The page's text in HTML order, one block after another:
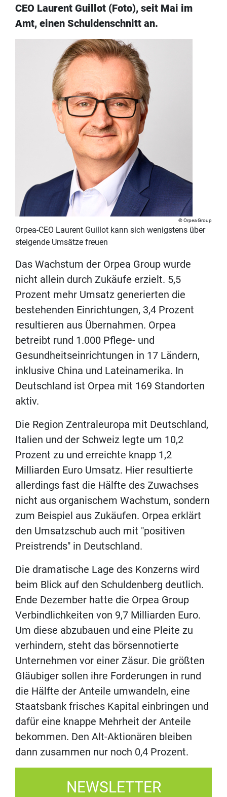
CEO Laurent Guillot (Foto), seit Mai im
Amt, einen Schuldenschnitt an.
Orpea Group
Orpea-CEO Laurent Guillot kann sich wenigstens über
steigende Umsätze freuen
Das Wachstum der Orpea Group wurde
nicht allein durch Zukäufe erzielt. 5,5
Prozent mehr Umsatz generierten die
bestehenden Einrichtungen, 3,4 Prozent
resultieren aus Übernahmen. Orpea
betreibt rund 1.000 Pflege- und
Gesundheitseinrichtungen in 17 Ländern,
inklusive China und Lateinamerika. In
Deutschland ist Orpea mit 169 Standorten
aktiv.
Die Region Zentraleuropa mit Deutschland,
Italien und der Schweiz legte um 10,2
Prozent zu und erreichte knapp 1,2
Milliarden Euro Umsatz. Hier resultierte
allerdings fast die Hälfte des Zuwachses
nicht aus organischem Wachstum, sondern
zum Beispiel aus Zukäufen. Orpea erklärt
den Umsatzschub auch mit "positiven
Preistrends" in Deutschland.
Die dramatische Lage des Konzerns wird
beim Blick auf den Schuldenberg deutlich.
Ende Dezember hatte die Orpea Group
Verbindlichkeiten von 9,7 Milliarden Euro.
Um diese abzubauen und eine Pleite zu
verhindern, steht das börsennotierte
Unternehmen vor einer Zäsur. Die größten
Gläubiger sollen ihre Forderungen in rund
die Hälfte der Anteile umwandeln, eine
Staatsbank frisches Kapital einbringen und
dafür eine knappe Mehrheit der Anteile
bekommen. Den Alt-Aktionären bleiben
dann zusammen nur noch 0,4 Prozent.
NEWSLETTER